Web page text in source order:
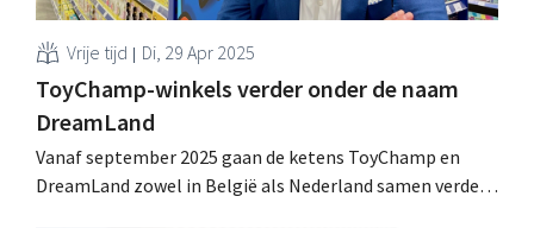
Vrije tijd Di, 29 Apr 2025
ToyChamp-winkels verder onder de naam
DreamLand
Vanaf september 2025 gaan de ketens ToyChamp en
DreamLand zowel in België als Nederland samen verder